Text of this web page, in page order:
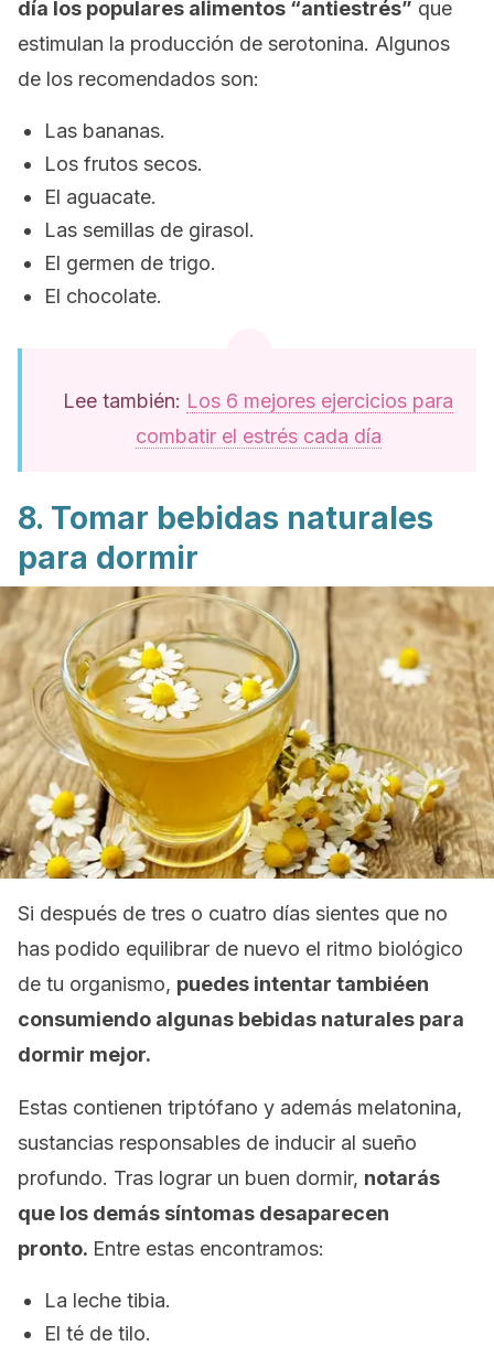
día los populares alimentos “antiestrés” que
estimulan la producción de serotonina. Algunos
de los recomendados son:
Las bananas.
Los frutos secos.
El aguacate.
Las semillas de girasol.
El germen de trigo.
El chocolate.
Lee también: Los 6 mejores ejercicios para
combatir el estrés cada día
8. Tomar bebidas naturales
para dormir
Si después de tres o cuatro días sientes que no
has podido equilibrar de nuevo el ritmo biológico
de tu organismo, puedes intentar tambiéen
consumiendo algunas bebidas naturales para
dormir mejor.
Estas contienen triptófano y además melatonina,
sustancias responsables de inducir al sueño
profundo. Tras lograr un buen dormir, notarás
que los demás síntomas desaparecen
pronto. Entre estas encontramos:
La leche tibia.
El té de tilo.